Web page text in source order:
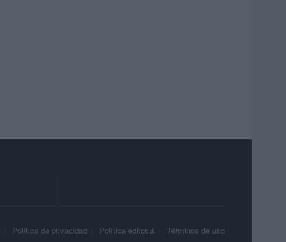
Política de privacidad Política editorial Términos de uso